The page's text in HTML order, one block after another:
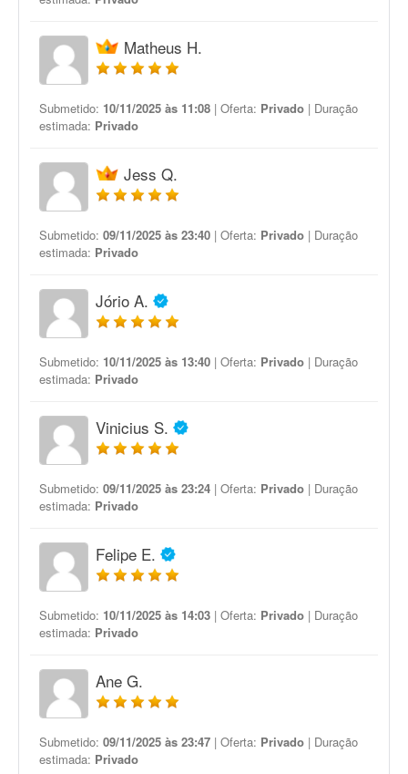
Matheus H.
Submetido: 10/11/2025 às 11:08 | Oferta: Privado | Duração
estimada: Privado
Jess Q.
Submetido: 09/11/2025 às 23:40 | Oferta: Privado | Duração
estimada: Privado
Jório A.
Submetido: 10/11/2025 às 13:40 | Oferta: Privado | Duração
estimada: Privado
Vinicius S.
Submetido: 09/11/2025 às 23:24 | Oferta: Privado | Duração
estimada: Privado
Felipe E.
Submetido: 10/11/2025 às 14:03 | Oferta: Privado | Duração
estimada: Privado
Ane G.
Submetido: 09/11/2025 às 23:47 | Oferta: Privado | Duração
estimada: Privado